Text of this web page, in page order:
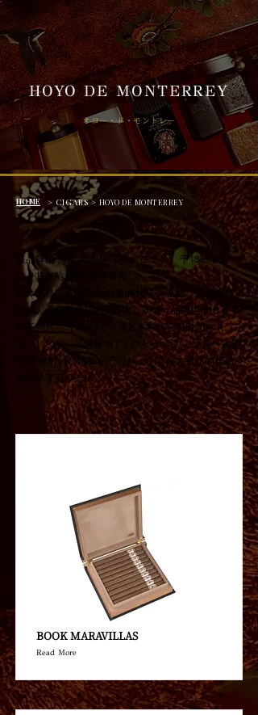
HOYO DE MONTERREY
オヨー・ド・モントレー
HOME > CIGARS > HOYO DE MONTERREY
该品牌由 何塞·赫内尔（José Gener） 于1865年创
立，其名称意为“蒙特雷谷”。
整体风格以 口感较为轻盈的风味 为基础，适合偏好
细腻、柔和型雪茄的爱好者。同时，品牌也推出了 多
种不同尺寸（Vitola），满足各种场合与时间需求。
到了1970年，品牌新增了 Le Hoyo 系列，这是一条更
强调 浓郁强劲风味 的产品线，为喜好力量感的雪茄
客提供了更多选择。
BOOK MARAVILLAS
Read More